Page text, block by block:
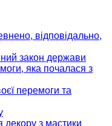
відповідально,
закон держави
яка почалася з
перемоги та
декору з мастики